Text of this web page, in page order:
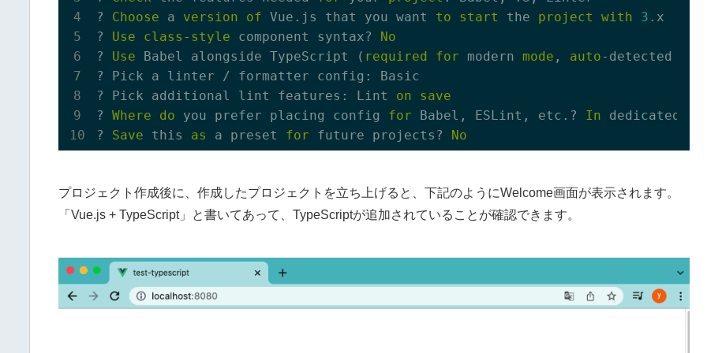
? Choose a version of Vue.js that you want to start the project with 3. x
? Use class - style component syntax?
No
? Use Babel alongside TypeScript ( required for modern mode , auto-detected
? Pick a linter / formatter config: Basic
? Pick additional lint features: Lint on
save
? Where do you prefer placing config for Babel, ESLint, etc.? In dedicated
? Save this as a preset for future projects? No
プロジェクト作成後に、作成したプロジェクトを立ち上げると、下記のようにWelcome画面が表示されます。
「Vue.js + TypeScript」と書いてあって、TypeScriptが追加されていることが確認できます。